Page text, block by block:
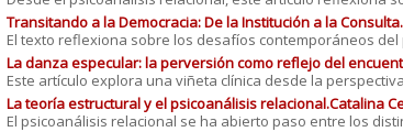
Transitando a la Democracia: De la Institución a la
El texto reflexiona sobre los desafíos contemporáneos del
La danza especular: la perversión como reflejo del
Este artículo explora una viñeta clínica desde la
La teoría estructural y el psicoanálisis relacional.Catalina
El psicoanálisis relacional se ha abierto paso entre los